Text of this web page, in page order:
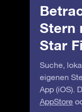
Stern
Star
Suche,
eigenen
App (iOS).
AppStore